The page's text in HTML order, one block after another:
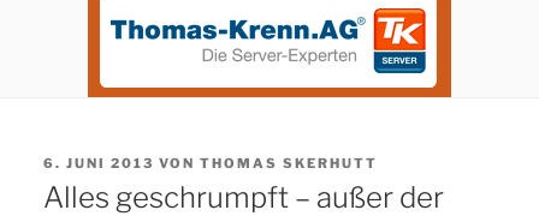
VERÖFFENTLICHT
AM
6. JUNI 2013 VON THOMAS SKERHUTT
Alles geschrumpft – außer der